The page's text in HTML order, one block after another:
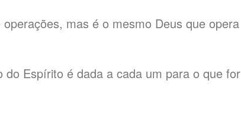
mas é o mesmo Deus que opera
do Espírito é dada a cada um para o que for